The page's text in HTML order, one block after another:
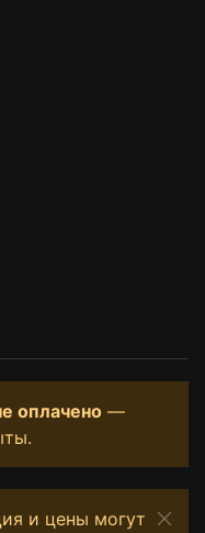
оплачено —
и цены могут